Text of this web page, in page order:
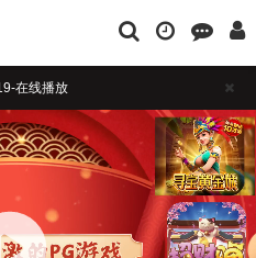
册支持，本站担保注册送彩金